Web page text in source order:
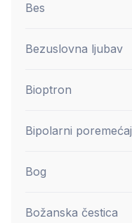
Bes
Bezuslovna ljubav
Bioptron
Bipolarni poremećaj
Bog
Božanska čestica